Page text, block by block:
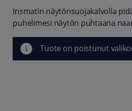
Insmatin näytönsuojakalvolla
puhelimesi näytön puhtaana
Tuote on poistunut